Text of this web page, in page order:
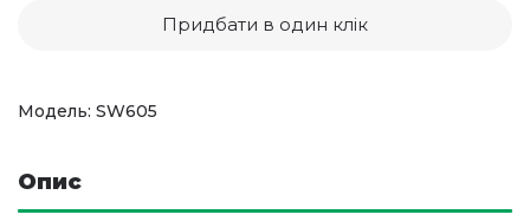
Придбати в один клік
Модель: SW605
Опис